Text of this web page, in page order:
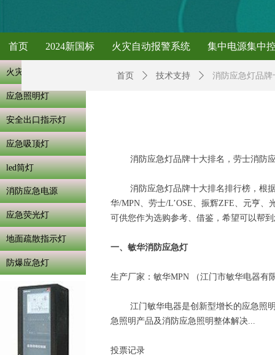
首页 2024新国标 火灾自动报警系统 集中电源集中
首页 ꄲ 技术支持 ꄲ 消防应急灯品牌
消防应急灯品牌十大排名，劳士消防应
消防应急灯品牌十大排名排行榜，根
华/MPN、劳士/L’OSE、振辉ZFE、元亨
可供您作为选购参考、借鉴，希望可以帮
一、敏华消防应急灯
生产厂家：敏华MPN （江门市敏华电器有
江门敏华电器是创新型增长的应急照明
急照明产品及消防应急照明整体解决...
投票记录
火灾自动报警系统
应急照明灯
安全出口指示灯
应急吸顶灯
led筒灯
消防应急电源
应急荧光灯
地面疏散指示灯
防爆应急灯